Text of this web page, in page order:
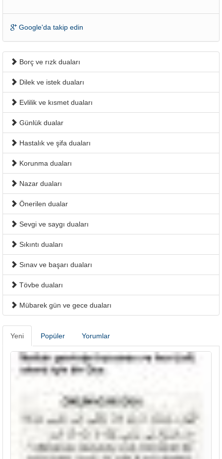
Google'da takip edin
Borç ve rızk duaları
Dilek ve istek duaları
Evlilik ve kısmet duaları
Günlük dualar
Hastalık ve şifa duaları
Korunma duaları
Nazar duaları
Önerilen dualar
Sevgi ve saygı duaları
Sıkıntı duaları
Sınav ve başarı duaları
Tövbe duaları
Mübarek gün ve gece duaları
Yeni Popüler Yorumlar